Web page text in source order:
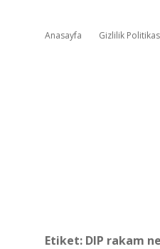
Anasayfa Gizlilik
Etiket: DIP rakam